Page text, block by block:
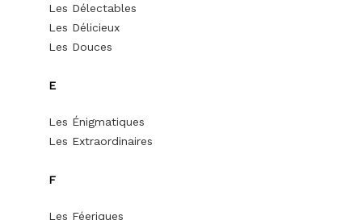
Les Délectables
Les Délicieux
Les Douces
E
Les Énigmatiques
Les Extraordinaires
F
Les Féeriques